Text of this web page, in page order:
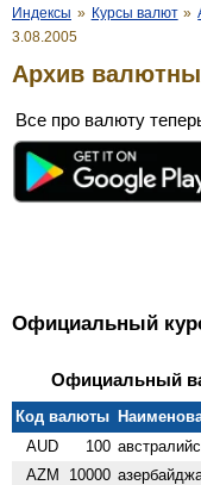
Индексы » Курсы валют »
3.08.2005
Архив
Все про валюту
Официальный
Официальный
Код валюты
AUD
100
AZM 10000